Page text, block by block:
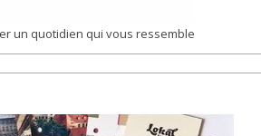
un quotidien qui vous ressemble